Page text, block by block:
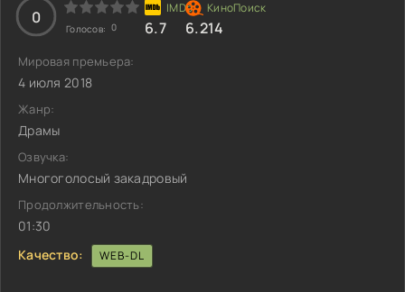
0
Голосов: 0 6.7 6.214
Мировая премьера:
4 июля 2018
Жанр:
Драмы
Озвучка:
Многоголосый закадровый
Продолжительность:
01:30
Качество:
WEB-DL